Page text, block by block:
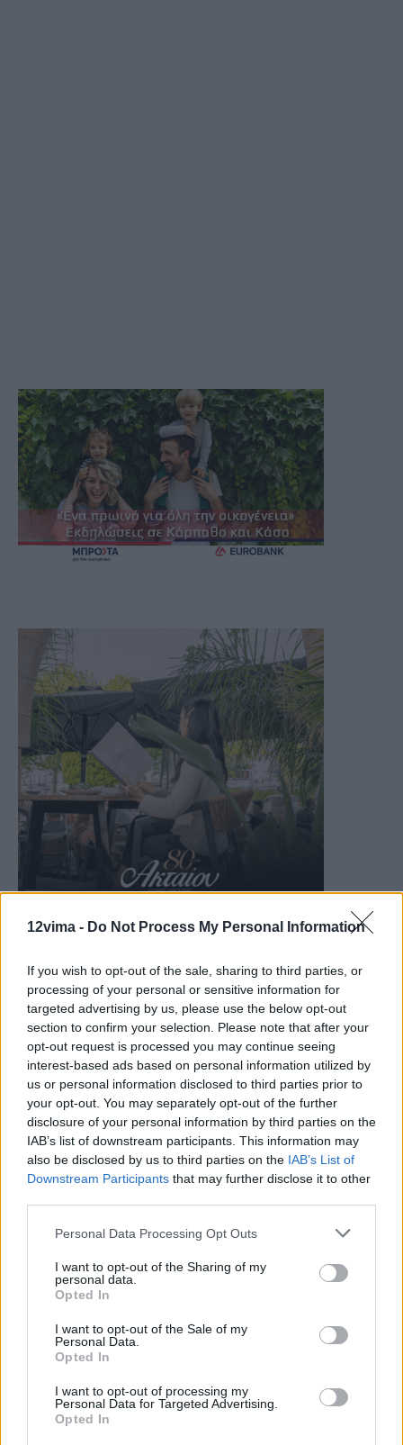
12vima - Do Not Process My Personal Information
If you wish to opt-out of the sale, sharing to third parties, or
processing of your personal or sensitive information for
targeted advertising by us, please use the below opt-out
section to confirm your selection. Please note that after your
opt-out request is processed you may continue seeing
interest-based ads based on personal information utilized by
us or personal information disclosed to third parties prior to
your opt-out. You may separately opt-out of the further
disclosure of your personal information by third parties on the
IAB’s list of downstream participants. This information may
also be disclosed by us to third parties on the IAB’s List of
Downstream Participants that may further disclose it to other
Personal Data Processing Opt Outs
I want to opt-out of the Sharing of my
personal data.
Opted In
I want to opt-out of the Sale of my
Personal Data.
Opted In
I want to opt-out of processing my
Personal Data for Targeted Advertising.
Opted In